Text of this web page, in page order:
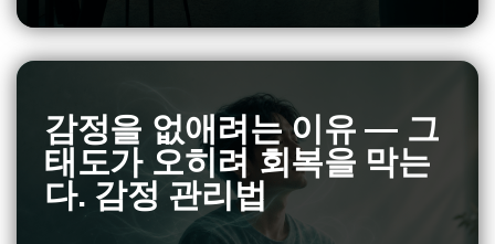
감정을 없애려는 이유 — 그
태도가 오히려 회복을 막는
다. 감정 관리법